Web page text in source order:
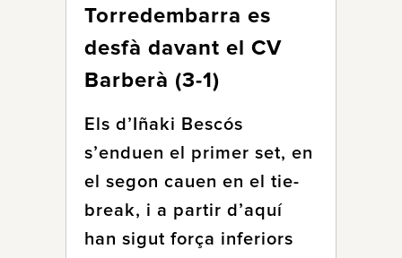
Torredembarra es
desfà davant el CV
Barberà (3-1)
Els d’Iñaki Bescós
s’enduen el primer set, en
el segon cauen en el tie-
break, i a partir d’aquí
han sigut força inferiors